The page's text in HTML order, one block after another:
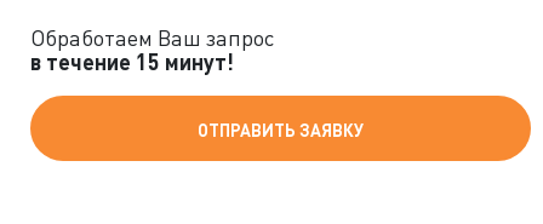
Обработаем Ваш запрос
в течение 15 минут!
ОТПРАВИТЬ ЗАЯВКУ